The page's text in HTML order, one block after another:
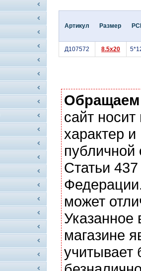
Артикул Размер
Д107572 8.5x20
сайт
характер
Статьи
может
магазине
учитывает